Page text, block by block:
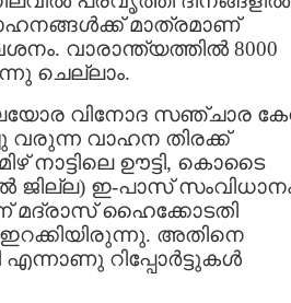
മാത്രമാണ്
വാരാന്ത്യത്തില്‍ 8000
ചെല്ലാം.
വിനോദ സഞ്ചാര
വരുന്ന വാഹന തിരക്ക്
നാട്ടിലെ ഊട്ടി, കൊടൈ
ജില്ല) ഇ-പാസ്
മദ്രാസ് ഹൈക്കോടതി
അതിനെ
എന്നാണു റിപ്പോർട്ടുകൾ